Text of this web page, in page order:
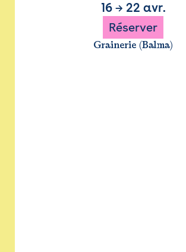
16→ 22 avr.
Réserver
Grainerie (Balma)